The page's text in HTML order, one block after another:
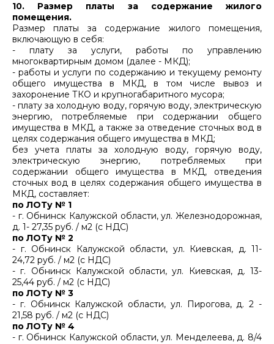
10. Размер платы за содержание жилого
помещения.
Размер платы за содержание жилого помещения,
включающую в себя:
- плату за услуги, работы по управлению
многоквартирным домом (далее - МКД);
- работы и услуги по содержанию и текущему ремонту
общего имущества в МКД, в том числе вывоз и
захоронение ТКО и крупногабаритного мусора;
- плату за холодную воду, горячую воду, электрическую
энергию, потребляемые при содержании общего
имущества в МКД, а также за отведение сточных вод в
целях содержания общего имущества в МКД;
без учета платы за холодную воду, горячую воду,
электрическую энергию, потребляемых при
содержании общего имущества в МКД, отведения
сточных вод в целях содержания общего имущества в
МКД, составляет:
по ЛОТу № 1
- г. Обнинск Калужской области, ул. Железнодорожная,
д. 1- 27,35 руб. / м2 (с НДС)
по ЛОТу № 2
- г. Обнинск Калужской области, ул. Киевская, д. 11-
24,72 руб. / м2 (с НДС)
- г. Обнинск Калужской области, ул. Киевская, д. 13-
25,44 руб. / м2 (с НДС)
по ЛОТу № 3
- г. Обнинск Калужской области, ул. Пирогова, д. 2 -
21,58 руб. / м2 (с НДС)
по ЛОТу № 4
- г. Обнинск Калужской области, ул. Менделеева, д. 8/4